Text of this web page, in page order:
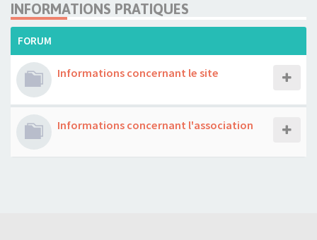
INFORMATIONS PRATIQUES
FORUM
Informations concernant le site
Informations concernant l'association